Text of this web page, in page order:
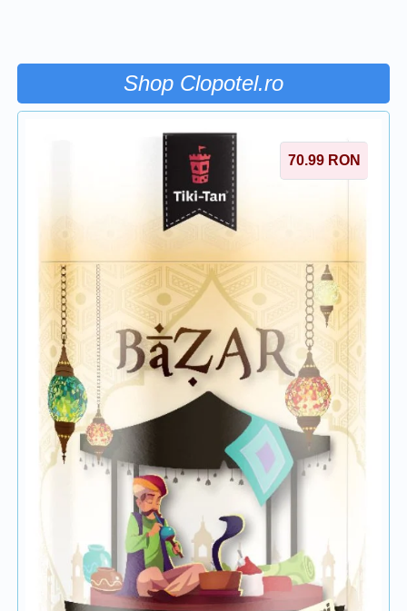
Shop Clopotel.ro
70.99 RON